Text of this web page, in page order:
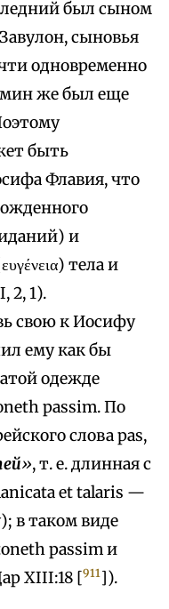
был сыном
сыновья
одновременно
же был еще
быть
Флавия, что
и
тела и
2, 1).
свою к Иосифу
ему как бы
одежде
passim. По
слова pas,
», т. е. длинная с
et talaris —
в таком виде
passim и
XIII:18 [911]).